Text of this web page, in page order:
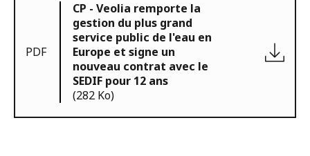
PDF
CP - Veolia remporte la
gestion du plus grand
service public de l'eau en
Europe et signe un
nouveau contrat avec le
SEDIF pour 12 ans
(282 Ko)